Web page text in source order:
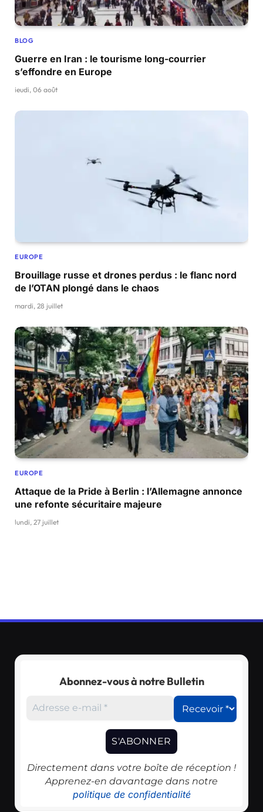
BLOG
Guerre en Iran : le tourisme long-courrier
s’effondre en Europe
jeudi, 06 août
EUROPE
Brouillage russe et drones perdus : le flanc nord
de l’OTAN plongé dans le chaos
mardi, 28 juillet
EUROPE
Attaque de la Pride à Berlin : l’Allemagne annonce
une refonte sécuritaire majeure
lundi, 27 juillet
Abonnez-vous à notre Bulletin
Directement dans votre boîte de réception !
Apprenez-en davantage dans notre
politique de confidentialité